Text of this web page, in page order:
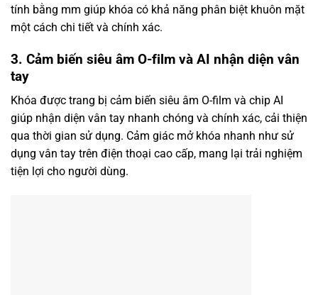
tính bằng mm giúp khóa có khả năng phân biệt khuôn mặt
một cách chi tiết và chính xác.
3. Cảm biến siêu âm O-film và AI nhận diện vân
tay
Khóa được trang bị cảm biến siêu âm O-film và chip AI
giúp nhận diện vân tay nhanh chóng và chính xác, cải thiện
qua thời gian sử dụng. Cảm giác mở khóa nhanh như sử
dụng vân tay trên điện thoại cao cấp, mang lại trải nghiệm
tiện lợi cho người dùng.